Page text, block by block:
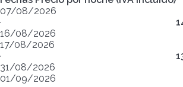
07/08/2026
·
16/08/2026
17/08/2026
·
31/08/2026
01/09/2026